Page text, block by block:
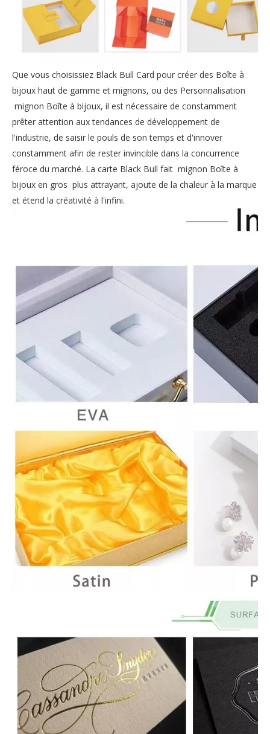
Que vous choisissiez Black Bull Card pour créer des Boîte à
bijoux haut de gamme et mignons, ou des Personnalisation
mignon Boîte à bijoux, il est nécessaire de constamment
prêter attention aux tendances de développement de
l'industrie, de saisir le pouls de son temps et d'innover
constamment afin de rester invincible dans la concurrence
féroce du marché. La carte Black Bull fait mignon Boîte à
bijoux en gros plus attrayant, ajoute de la chaleur à la marque
et étend la créativité à l'infini.